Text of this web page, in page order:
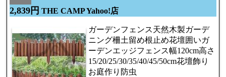
2,839円 THE CAMP Yahoo!店
ガーデンフェンス天然木製ガーデ
ニング柵土留め根止め花壇囲いガ
ーデンエッジフェンス幅120cm高さ
15/20/25/30/35/40/45/50cm花壇飾り
お庭作り防虫